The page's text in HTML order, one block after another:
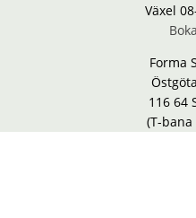
Växel
Forma
116 64
(T-